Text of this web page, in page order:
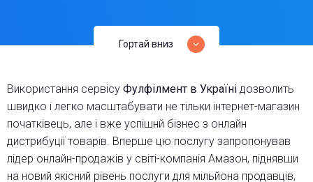
Гортай вниз
Використання сервісу Фулфілмент в Україні дозволить
швидко і легко масштабувати не тільки інтернет-магазин
початківець, але і вже успішнй бізнес з онлайн
дистрибуції товарів. Вперше цю послугу запропонував
лідер онлайн-продажів у світі-компанія Амазон, піднявши
на новий якісний рівень послуги для мільйона продавців,